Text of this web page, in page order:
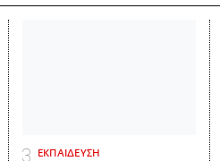
ΕΚΠΑΙΔΕΥΣΗ